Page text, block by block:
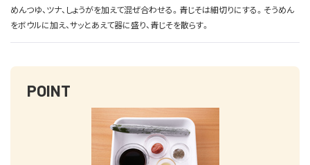
めんつゆ、ツナ、しょうがを加えて混ぜ合わせる。青じそは細切りにする。そうめん
をボウルに加え、サッとあえて器に盛り、青じそを散らす。
POINT